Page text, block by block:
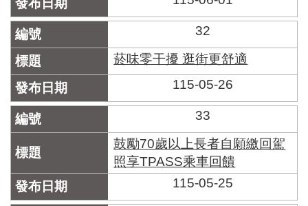
32
菸味零干擾 逛街更舒適
115-05-26
33
鼓勵70歲以上長者自願繳回駕
照享TPASS乘車回饋
115-05-25